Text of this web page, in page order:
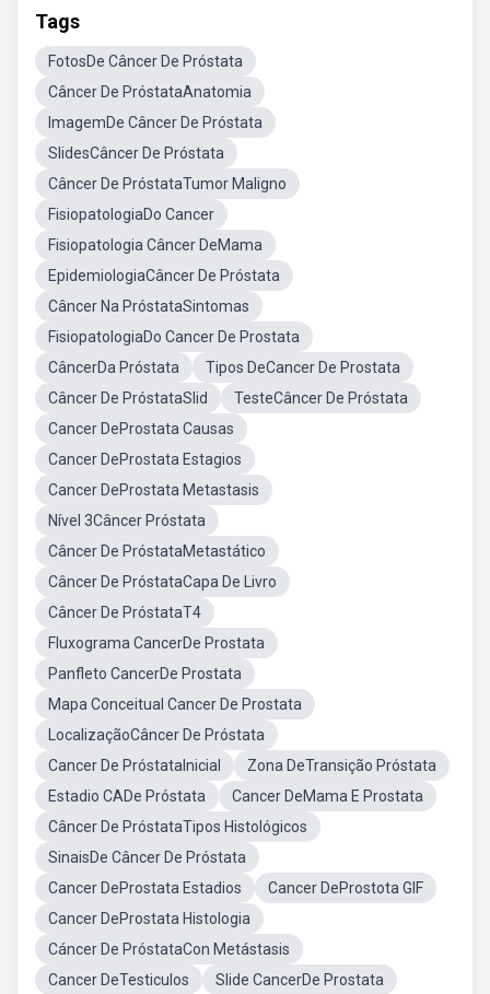
Tags
FotosDe Câncer De Próstata
Câncer De PróstataAnatomia
ImagemDe Câncer De Próstata
SlidesCâncer De Próstata
Câncer De PróstataTumor Maligno
FisiopatologiaDo Cancer
Fisiopatologia Câncer DeMama
EpidemiologiaCâncer De Próstata
Câncer Na PróstataSintomas
FisiopatologiaDo Cancer De Prostata
CâncerDa Próstata
Tipos DeCancer De Prostata
Câncer De PróstataSlid
TesteCâncer De Próstata
Cancer DeProstata Causas
Cancer DeProstata Estagios
Cancer DeProstata Metastasis
Nível 3Câncer Próstata
Câncer De PróstataMetastático
Câncer De PróstataCapa De Livro
Câncer De PróstataT4
Fluxograma CancerDe Prostata
Panfleto CancerDe Prostata
Mapa Conceitual Cancer De Prostata
LocalizaçãoCâncer De Próstata
Cancer De PróstataInicial
Zona DeTransição Próstata
Estadio CADe Próstata
Cancer DeMama E Prostata
Câncer De PróstataTipos Histológicos
SinaisDe Câncer De Próstata
Cancer DeProstata Estadios
Cancer DeProstota GIF
Cancer DeProstata Histologia
Cáncer De PróstataCon Metástasis
Cancer DeTesticulos
Slide CancerDe Prostata